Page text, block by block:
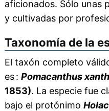
aficionados. Sólo unas
y cultivadas por
Taxonomía de la
El taxón completo
es : Pomacanthus
1853). La especie fue
bajo el protónimo